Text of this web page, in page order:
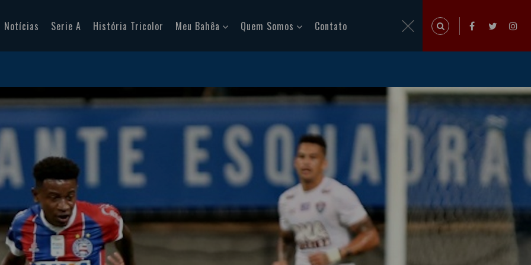
Notícias Serie A História Tricolor Meu Bahêa Quem Somos Contato